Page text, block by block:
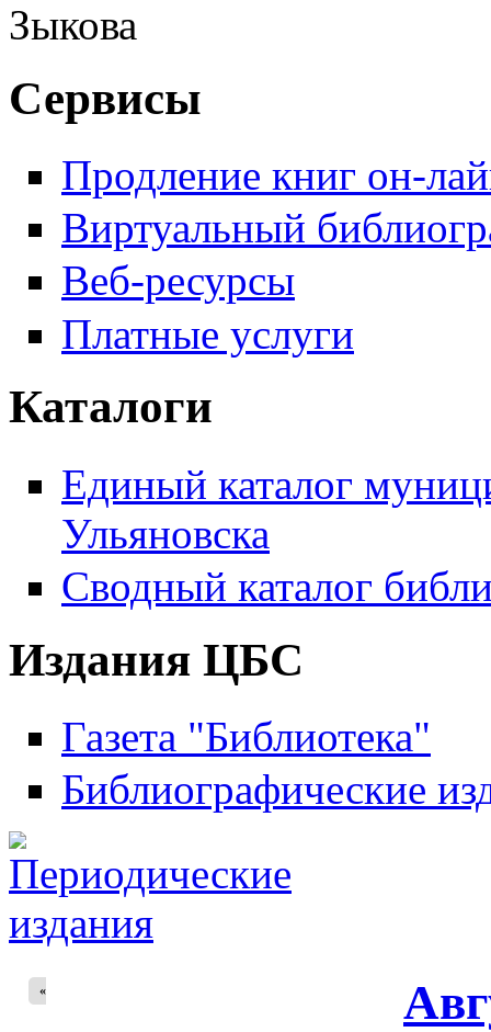
Зыкова
Сервисы
Продление книг он-
Виртуальный
Веб-ресурсы
Платные услуги
Каталоги
Единый каталог
Ульяновска
Сводный каталог
Издания ЦБС
Газета "Библиотека"
Библиографические
«